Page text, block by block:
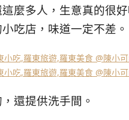
麼多人，生意真的很
吃店，味道一定不差。
還提供洗手間。